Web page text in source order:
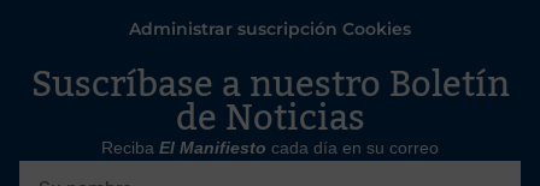
Administrar suscripción Cookies
Suscríbase a nuestro Boletín
de Noticias
Reciba El Manifiesto cada día en su correo